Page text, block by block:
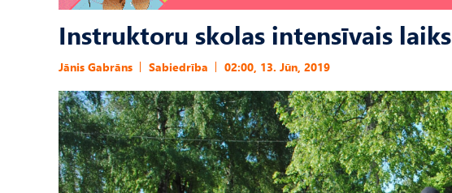
Instruktoru skolas intensīvais laiks
Jānis Gabrāns Sabiedrība 02:00, 13. Jūn, 2019